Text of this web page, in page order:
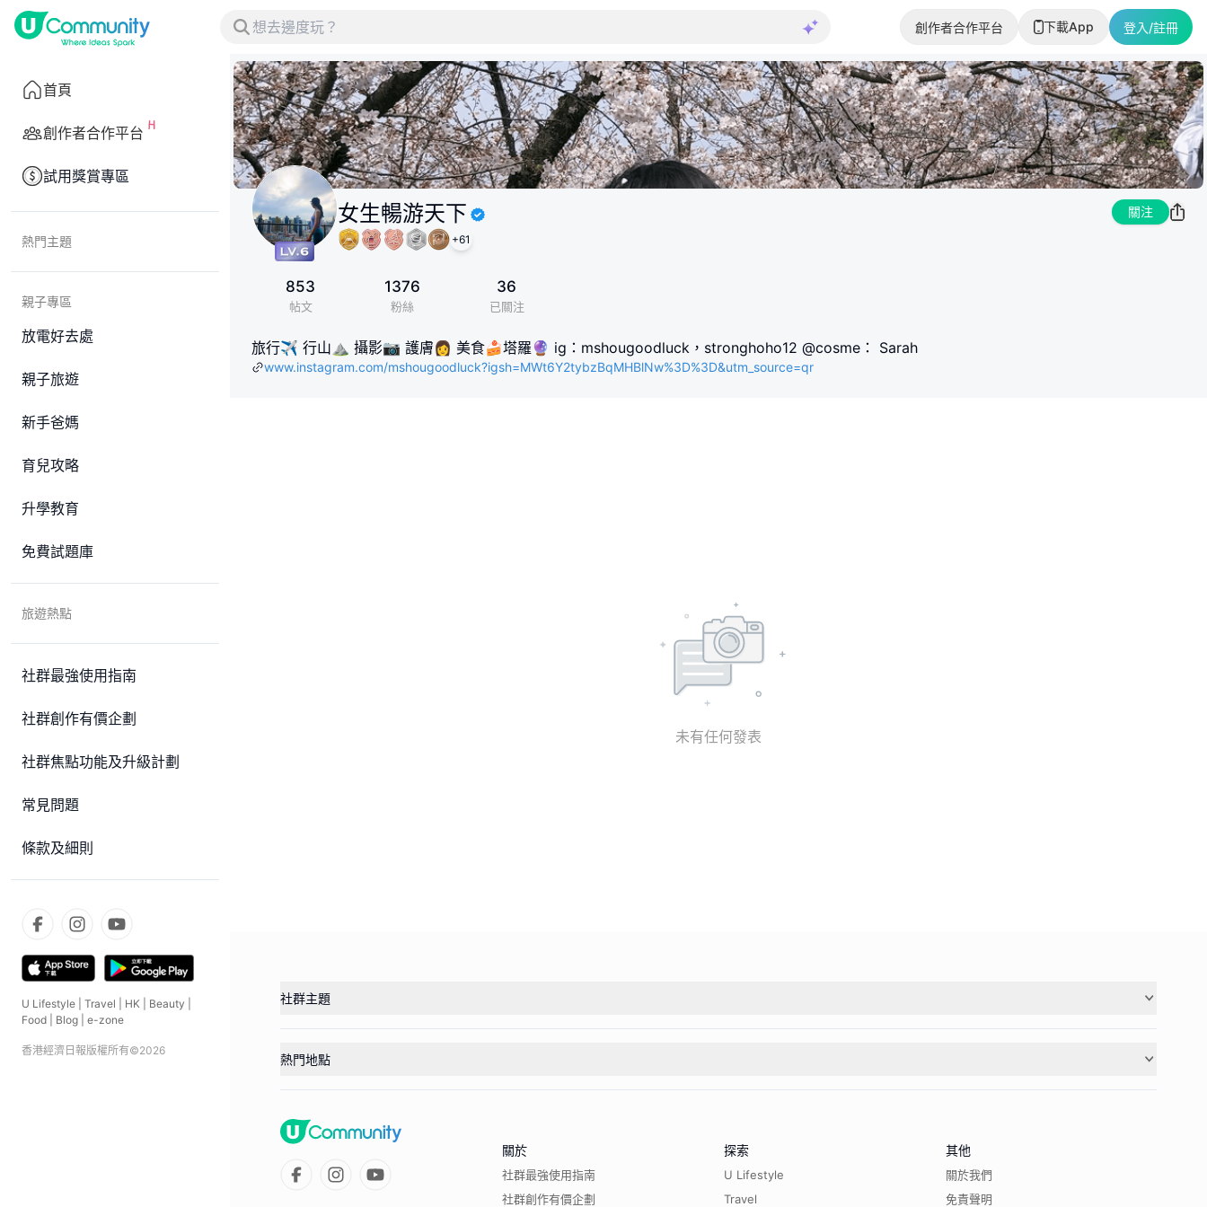
創作者合作平台 下載App 登入/註冊
首頁
創作者合作平台
試用獎賞專區
熱門主題
親子專區
放電好去處
親子旅遊
新手爸媽
育兒攻略
升學教育
免費試題庫
旅遊熱點
社群最強使用指南
社群創作有價企劃
社群焦點功能及升級計劃
常見問題
條款及細則
U Lifestyle Travel HK Beauty
Food
Blog e-zone
香港經濟日報版權所有©2026
女生暢游天下
+61
關注
853
帖文
1376
粉絲
36
已關注
旅行✈️ 行山⛰️ 攝影📷 護膚👩 美食🍰塔羅🔮 ig：mshougoodluck，stronghoho12 @cosme： Sarah
www.instagram.com/mshougoodluck?igsh=MWt6Y2tybzBqMHBlNw%3D%3D&utm_source=qr
未有任何發表
社群主題
熱門地點
關於
社群最強使用指南
社群創作有價企劃
探索
U Lifestyle
Travel
其他
關於我們
免責聲明